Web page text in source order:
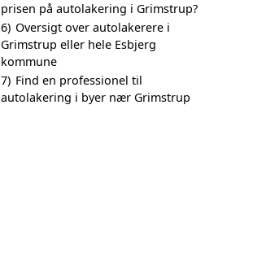
prisen på autolakering i Grimstrup?
6) Oversigt over autolakerere i
Grimstrup eller hele Esbjerg
kommune
7) Find en professionel til
autolakering i byer nær Grimstrup